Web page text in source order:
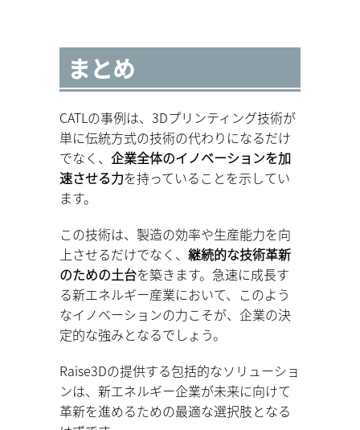
まとめ
CATLの事例は、3Dプリンティング技術が
単に伝統方式の技術の代わりになるだけ
でなく、 企業全体のイノベーションを加
速させる力を持っていることを示してい
ます。
この技術は、製造の効率や生産能力を向
上させるだけでなく、 継続的な技術革新
のための土台を築きます。急速に成長す
る新エネルギー産業において、このよう
なイノベーションの力こそが、企業の決
定的な強みとなるでしょう。
Raise3Dの提供する包括的なソリューショ
ンは、新エネルギー企業が未来に向けて
革新を進めるための最適な選択肢となる